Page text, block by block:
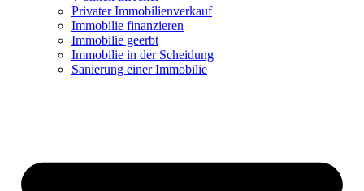
Privater Immobilienverkauf
Immobilie finanzieren
Immobilie geerbt
Immobilie in der Scheidung
Sanierung einer Immobilie